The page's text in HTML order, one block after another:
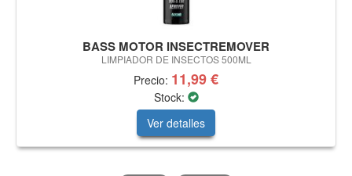
BASS MOTOR INSECTREMOVER
LIMPIADOR DE INSECTOS 500ML
Precio: 11,99 €
Stock:
Ver detalles